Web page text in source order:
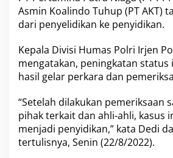
i
a
e
g
a
a
D
a
l
a
Asmin Koalindo Tuhup (PT AKT)
dari penyelidikan ke penyidikan.
Kepala Divisi Humas Polri Irjen
mengatakan, peningkatan status
hasil gelar perkara dan
“Setelah dilakukan pemeriksaan
pihak terkait dan ahli-ahli, kasus
menjadi penyidikan,” kata Dedi
tertulisnya, Senin (22/8/2022).